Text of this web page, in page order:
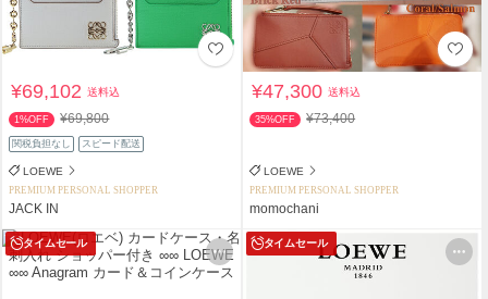
¥69,102送料込
1%OFF ¥69,800
関税負担なし スピード配送
LOEWE
PREMIUM PERSONAL SHOPPER
JACK IN
¥47,300送料込
35%OFF ¥73,400
LOEWE
PREMIUM PERSONAL SHOPPER
momochani
タイムセール タイムセール